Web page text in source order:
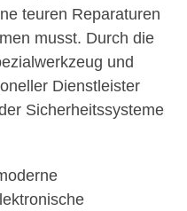
teuren Reparaturen
musst. Durch die
und
Dienstleister
Sicherheitssysteme